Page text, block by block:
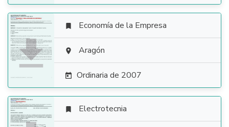

 Economía de la Empresa
 Aragón
 Ordinaria de 2007
 Electrotecnia